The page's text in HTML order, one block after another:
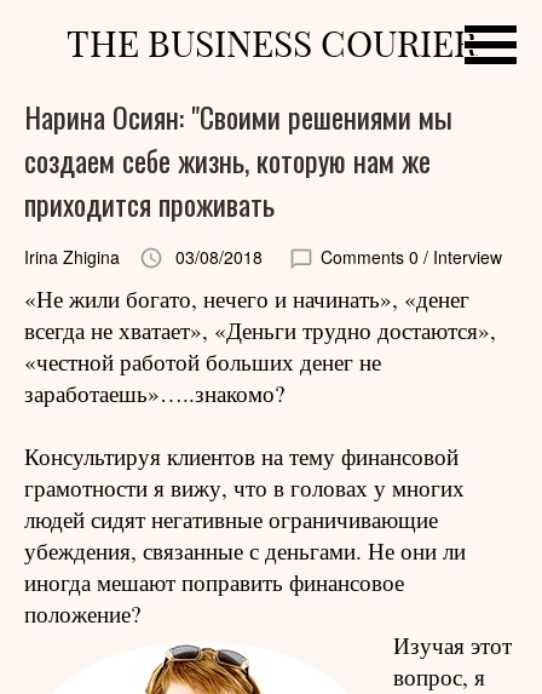
THE BUSINESS COURIER
Нарина Осиян: "Cвоими решениями мы
создаем себе жизнь, которую нам же
приходится проживать
Irina Zhigina 03/08/2018 Comments 0 / Interview
«Не жили богато, нечего и начинать», «денег
всегда не хватает», «Деньги трудно достаются»,
«честной работой больших денег не
заработаешь»…..знакомо?
Консультируя клиентов на тему финансовой
грамотности я вижу, что в головах у многих
людей сидят негативные ограничивающие
убеждения, связанные с деньгами. Не они ли
иногда мешают поправить финансовое
положение?
Изучая этот
вопрос, я